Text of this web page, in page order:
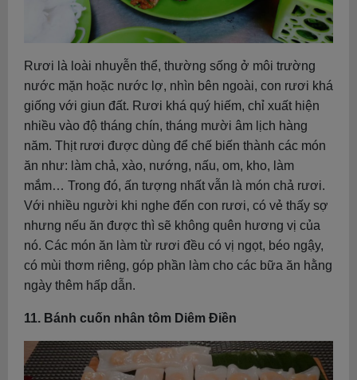
Rươi là loài nhuyễn thể, thường sống ở môi trường
nước mặn hoặc nước lợ, nhìn bên ngoài, con rươi khá
giống với giun đất. Rươi khá quý hiếm, chỉ xuất hiện
nhiều vào độ tháng chín, tháng mười âm lịch hàng
năm. Thịt rươi được dùng để chế biến thành các món
ăn như: làm chả, xào, nướng, nấu, om, kho, làm
mắm… Trong đó, ấn tượng nhất vẫn là món chả rươi.
Với nhiều người khi nghe đến con rươi, có vẻ thấy sợ
nhưng nếu ăn được thì sẽ không quên hương vị của
nó. Các món ăn làm từ rươi đều có vị ngọt, béo ngậy,
có mùi thơm riêng, góp phần làm cho các bữa ăn hằng
ngày thêm hấp dẫn.
11. Bánh cuốn nhân tôm Diêm Điền